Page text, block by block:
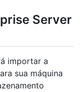
Server
importar a
sua máquina